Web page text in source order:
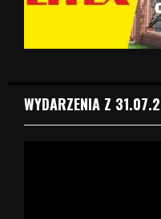
WYDARZENIA Z